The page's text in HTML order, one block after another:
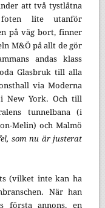
att två tystlåtna
lite utanför
på väg bort, finner
M&Ö på allt de gör
andas klass
Glasbruk till alla
via Moderna
New York. Och till
tunnelbana (i
Melin) och Malmö
som nu är justerat
(vilket inte kan ha
När han
första annons, en